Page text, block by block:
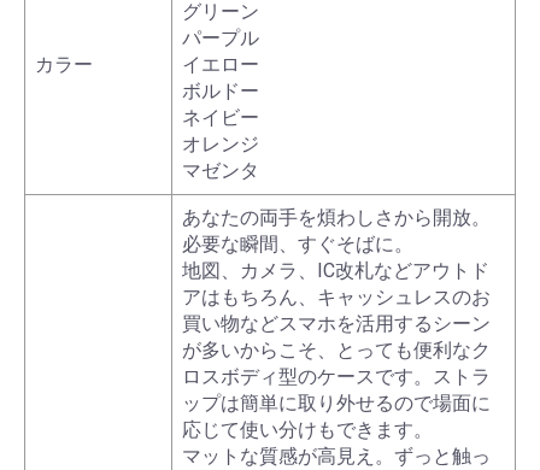
カラー
グリーン
パープル
イエロー
ボルドー
ネイビー
オレンジ
マゼンタ
あなたの両手を煩わしさから開放。
必要な瞬間、すぐそばに。
地図、カメラ、IC改札などアウトド
アはもちろん、キャッシュレスのお
買い物などスマホを活用するシーン
が多いからこそ、とっても便利なク
ロスボディ型のケースです。ストラ
ップは簡単に取り外せるので場面に
応じて使い分けもできます。
マットな質感が高見え。ずっと触っ